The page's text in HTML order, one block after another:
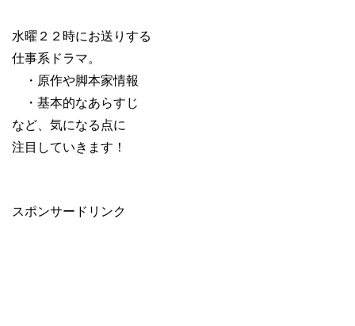
水曜２２時にお送りする
仕事系ドラマ。
・原作や脚本家情報
・基本的なあらすじ
など、気になる点に
注目していきます！
スポンサードリンク